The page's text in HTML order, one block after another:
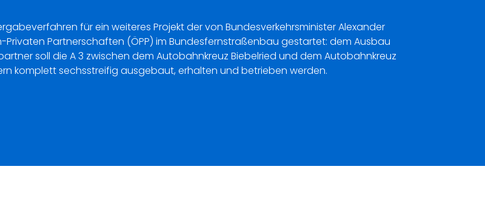
für ein weiteres Projekt der von Bundesverkehrsminister Alexander
Partnerschaften (ÖPP) im Bundesfernstraßenbau gestartet: dem Ausbau
soll die A 3 zwischen dem Autobahnkreuz Biebelried und dem Autobahnkreuz
komplett sechsstreifig ausgebaut, erhalten und betrieben werden.